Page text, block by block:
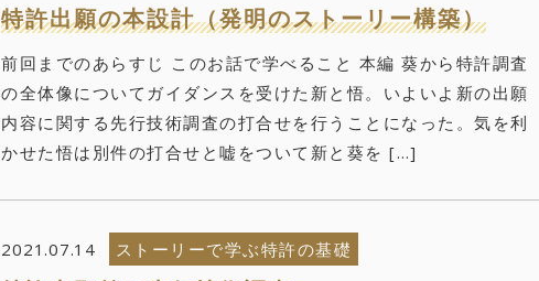
特許出願の本設計（発明のストーリー構築）
前回までのあらすじ このお話で学べること 本編 葵から特許調査
の全体像についてガイダンスを受けた新と悟。いよいよ新の出願
内容に関する先行技術調査の打合せを行うことになった。気を利
かせた悟は別件の打合せと嘘をついて新と葵を […]
2021.07.14 ストーリーで学ぶ特許の基礎